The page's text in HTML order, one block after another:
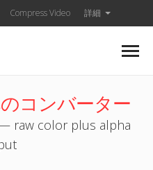
Compress Video 詳細
コンバーター
— raw color plus alpha